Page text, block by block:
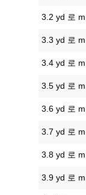
3.2 yd 로 m
3.3 yd 로 m
3.4 yd 로 m
3.5 yd 로 m
3.6 yd 로 m
3.7 yd 로 m
3.8 yd 로 m
3.9 yd 로 m